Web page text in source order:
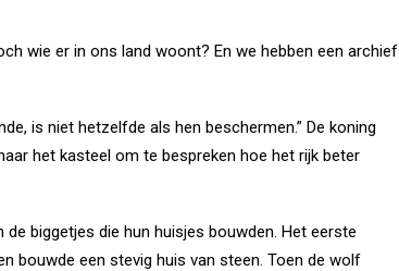
wie er in ons land woont? En we hebben een archief
is niet hetzelfde als hen beschermen.” De koning
het kasteel om te bespreken hoe het rijk beter
biggetjes die hun huisjes bouwden. Het eerste
bouwde een stevig huis van steen. Toen de wolf